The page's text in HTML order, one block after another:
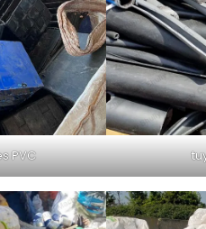
PVC